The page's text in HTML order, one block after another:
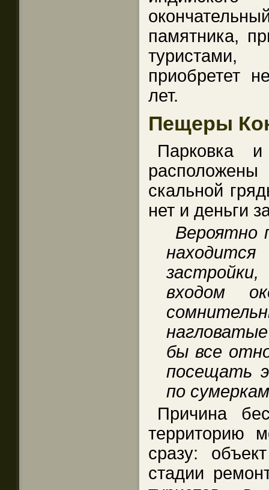
памятника,
туристами,
приобретет
лет.
Пещеры
Парковка
скальной
нет и деньги
Вероятно
входом
бы все
посещать
по
Причина
территорию
сразу:
стадии